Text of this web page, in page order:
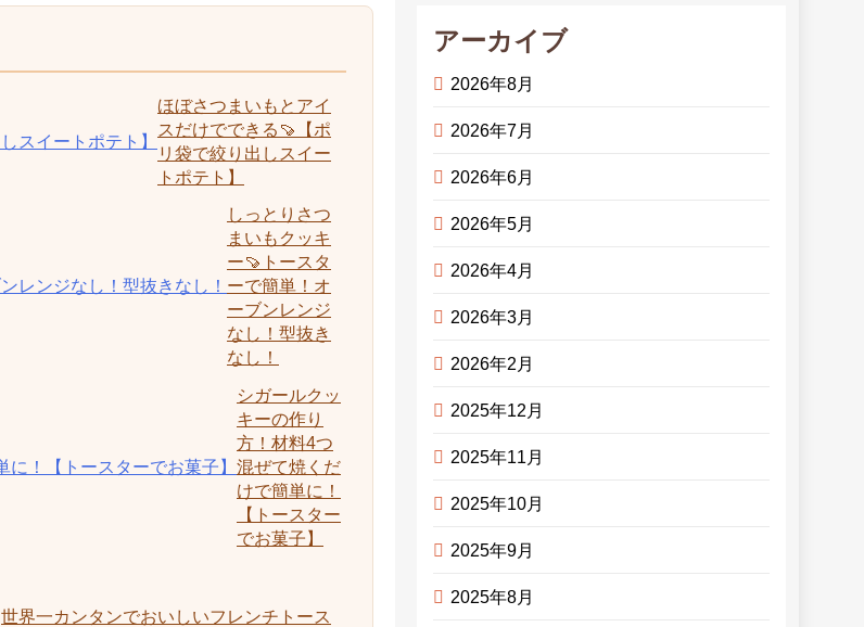
ほぼさつまいもとアイ
スだけでできる🍠【ポ
リ袋で絞り出しスイー
トポテト】
しっとりさつ
まいもクッキ
ー🍠トースタ
ーで簡単！オ
ーブンレンジ
なし！型抜き
なし！
シガールクッ
キーの作り
方！材料4つ
混ぜて焼くだ
けで簡単に！
【トースター
でお菓子】
世界一カンタンでおいしいフレンチトース
アーカイブ
2026年8月
2026年7月
2026年6月
2026年5月
2026年4月
2026年3月
2026年2月
2025年12月
2025年11月
2025年10月
2025年9月
2025年8月